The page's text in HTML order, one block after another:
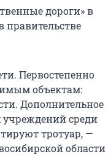
дороги» в
правительстве
Первостепенно
объектам:
Дополнительное
среди
тротуар, —
области